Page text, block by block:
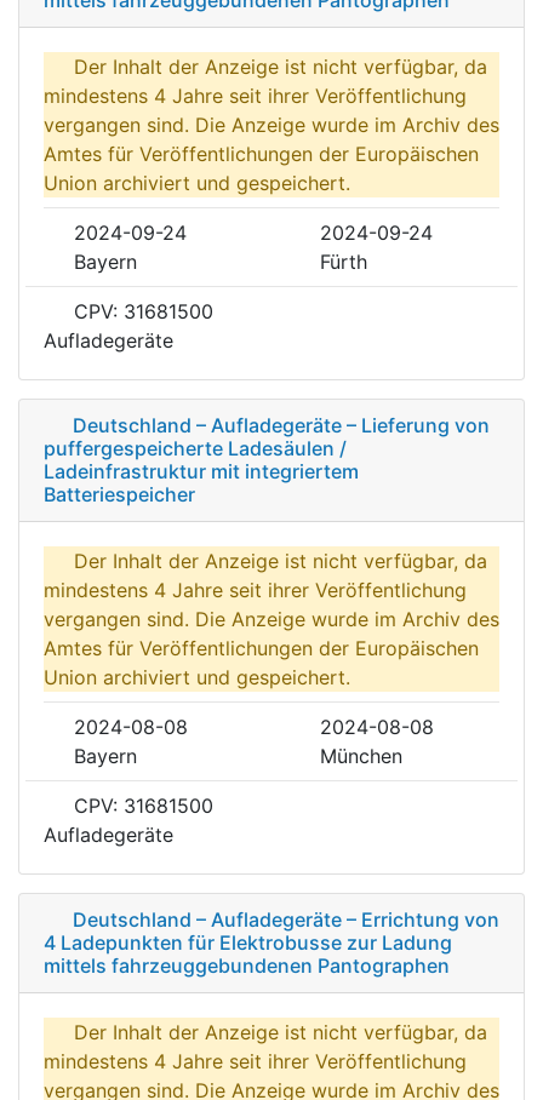
Der Inhalt der Anzeige ist nicht verfügbar, da
mindestens 4 Jahre seit ihrer Veröffentlichung
vergangen sind. Die Anzeige wurde im Archiv des
Amtes für Veröffentlichungen der Europäischen
Union archiviert und gespeichert.
2024-09-24
2024-09-24
Bayern
Fürth
CPV: 31681500
Aufladegeräte
Deutschland – Aufladegeräte – Lieferung von
puffergespeicherte Ladesäulen /
Ladeinfrastruktur mit integriertem
Batteriespeicher
Der Inhalt der Anzeige ist nicht verfügbar, da
mindestens 4 Jahre seit ihrer Veröffentlichung
vergangen sind. Die Anzeige wurde im Archiv des
Amtes für Veröffentlichungen der Europäischen
Union archiviert und gespeichert.
2024-08-08
2024-08-08
Bayern
München
CPV: 31681500
Aufladegeräte
Deutschland – Aufladegeräte – Errichtung von
4 Ladepunkten für Elektrobusse zur Ladung
mittels fahrzeuggebundenen Pantographen
Der Inhalt der Anzeige ist nicht verfügbar, da
mindestens 4 Jahre seit ihrer Veröffentlichung
vergangen sind. Die Anzeige wurde im Archiv des